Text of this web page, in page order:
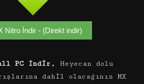
Nitro İndir - (Direkt indir)
PC İndir,
Heyecan dolu
dahil olacağınız MX